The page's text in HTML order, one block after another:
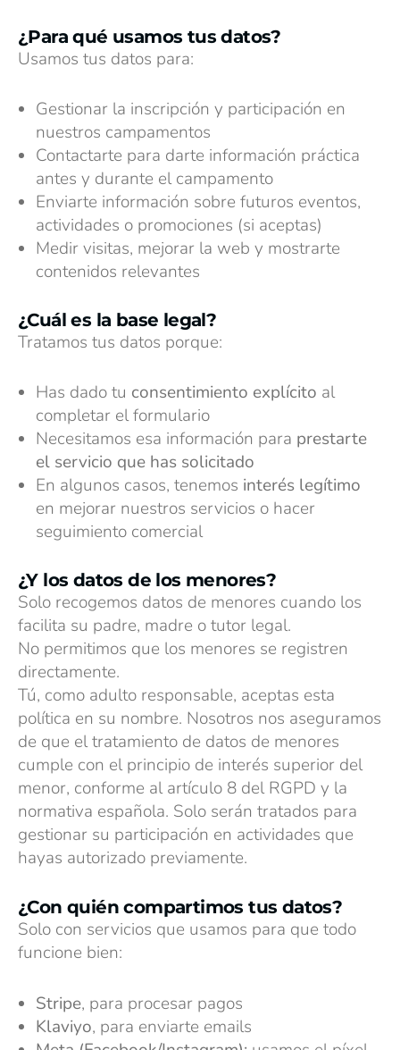
¿Para qué usamos tus datos?
Usamos tus datos para:
Gestionar la inscripción y participación en
nuestros campamentos
Contactarte para darte información práctica
antes y durante el campamento
Enviarte información sobre futuros eventos,
actividades o promociones (si aceptas)
Medir visitas, mejorar la web y mostrarte
contenidos relevantes
¿Cuál es la base legal?
Tratamos tus datos porque:
Has dado tu consentimiento explícito al
completar el formulario
Necesitamos esa información para prestarte
el servicio que has solicitado
En algunos casos, tenemos interés legítimo
en mejorar nuestros servicios o hacer
seguimiento comercial
¿Y los datos de los menores?
Solo recogemos datos de menores cuando los
facilita su padre, madre o tutor legal.
No permitimos que los menores se registren
directamente.
Tú, como adulto responsable, aceptas esta
política en su nombre. Nosotros nos aseguramos
de que el tratamiento de datos de menores
cumple con el principio de interés superior del
menor, conforme al artículo 8 del RGPD y la
normativa española. Solo serán tratados para
gestionar su participación en actividades que
hayas autorizado previamente.
¿Con quién compartimos tus datos?
Solo con servicios que usamos para que todo
funcione bien:
Stripe, para procesar pagos
Klaviyo, para enviarte emails